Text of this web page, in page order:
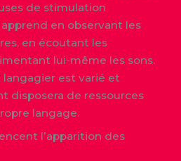
de stimulation
en observant les
en écoutant les
lui-même les sons.
langagier est varié et
disposera de ressources
langage.
l’apparition des